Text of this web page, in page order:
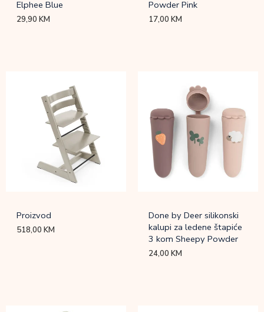
Elphee Blue
29,90KM
Powder Pink
17,00KM
Proizvod
518,00KM
Done by Deer silikonski
kalupi za ledene štapiće
3 kom Sheepy Powder
24,00KM